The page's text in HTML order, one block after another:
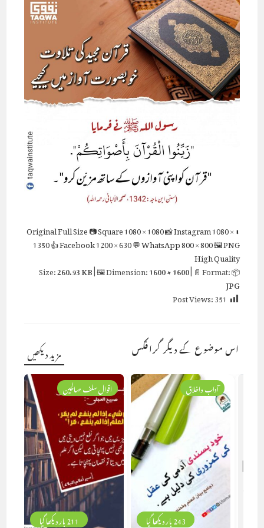
⬇ Original
Full Size📷 Square1080 × 1080📸 Instagram1080 ×
1350👍 Facebook1200 × 630💬 WhatsApp800 × 800🖼 PNG
High Quality
📦 Size:
260.93 KB| 🖼 Dimension:1600 × 1600| 📄 Format:
JPG
Post Views:351
اس موضوع کے دیگر گرافکس مزید دیکھیں
243 بار دیکھا گیا
آداب واخلاق
211 بار دیکھا گیا
اقوال سلف صالحین